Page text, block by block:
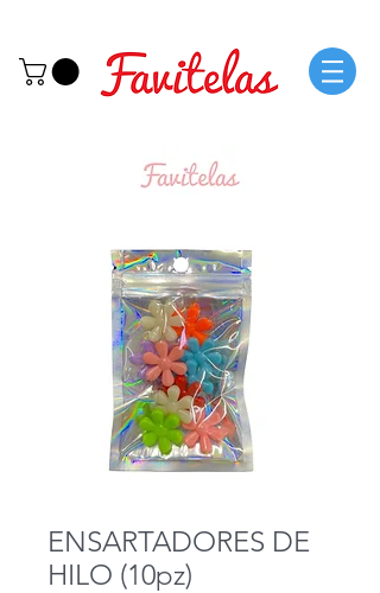
ENSARTADORES DE
HILO (10pz)